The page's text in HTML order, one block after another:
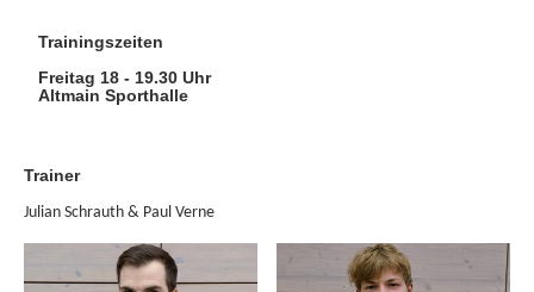
Trainingszeiten
Freitag 18 - 19.30 Uhr
Altmain Sporthalle
Trainer
Julian Schrauth & Paul Verne